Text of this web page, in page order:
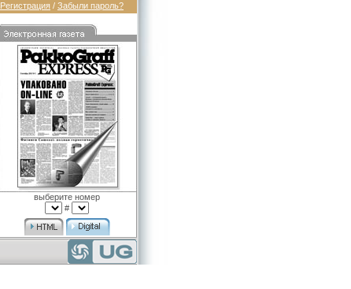
Регистрация / Забыли пароль?
выберите номер
#